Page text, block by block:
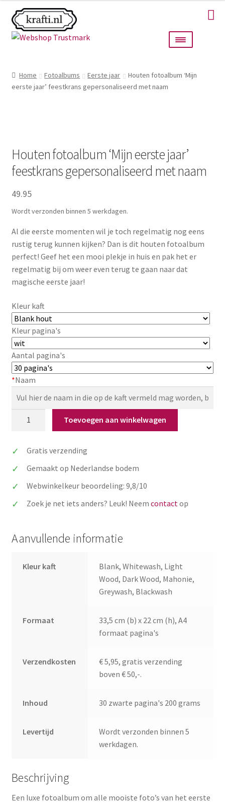
Ga
door
naar
Ga
naar
de
Taarttoppers
Verlichting
Cadeautjes
Zakelijk
Maatwerk
Contact
Zoeken
naar:
Zoeken
Home Fotoalbums Eerste jaar
Houten fotoalbum ‘Mijn
eerste jaar’ feestkrans gepersonaliseerd met naam
Houten fotoalbum ‘Mijn eerste jaar’
feestkrans gepersonaliseerd met naam
49.95
Wordt verzonden binnen 5 werkdagen.
Al die eerste momenten wil je toch regelmatig nog eens
rustig terug kunnen kijken? Dan is dit houten fotoalbum
perfect! Geef het een mooi plekje in huis en pak het er
regelmatig bij om weer even terug te gaan naar dat
magische eerste jaar!
Kleur kaft
Kleur pagina's
Aantal pagina's
*Naam
eerste
jaar'
gepersonaliseerd
met
Toevoegen aan winkelwagen
Gratis verzending
Gemaakt op Nederlandse bodem
Webwinkelkeur beoordeling: 9,8/10
Zoek je net iets anders? Leuk! Neem contactop
Aanvullende informatie
Kleur kaft
Blank, Whitewash, Light
Wood, Dark Wood, Mahonie,
Greywash, Blackwash
Formaat
33,5 cm (b) x 22 cm (h), A4
formaat pagina's
Verzendkosten
€ 5,95, gratis verzending
boven € 50,-.
Inhoud 30 zwarte pagina's 200 grams
Levertijd
Wordt verzonden binnen 5
werkdagen.
Beschrijving
Een luxe fotoalbum om alle mooiste foto’s van het eerste